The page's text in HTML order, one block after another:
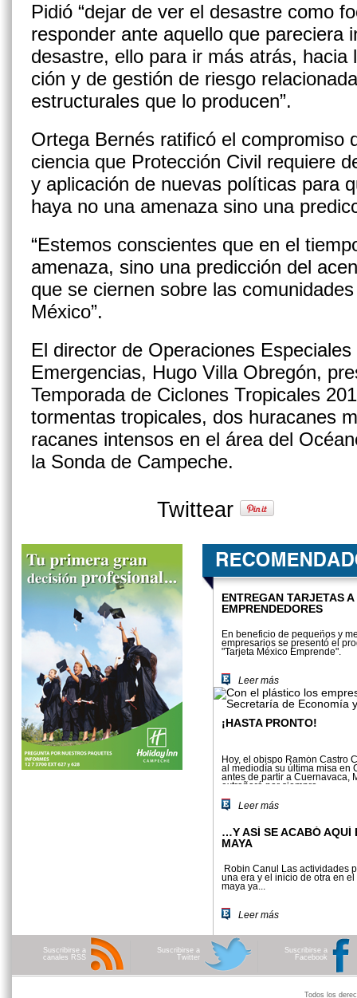
Pidió “dejar de ver el desastre co­mo
responder ante aquello que pareciera
desastre, ello para ir más atrás,
ción y de gestión de riesgo
estructurales que lo producen”.
Ortega Bernés ratificó el
ciencia que Protección Civil re­quiere
y aplicación de nuevas políticas pa­ra
haya no una amenaza sino una
“Estemos conscientes que en el
amena­za, sino una predicción del
que se ciernen sobre las
México”.
El director de Operaciones
Emergen­cias, Hugo Villa Obregón,
Temporada de Ciclones Tropicales
tormentas tropicales, dos huracanes
racanes intensos en el área del
la Sonda de Campeche.
Twittear
ENTREGAN TARJETAS A
EMPRENDEDORES
En beneficio de pequeños y
empresarios se presentó el
"Tarjeta México Emprende".
Leer más
¡HASTA PRONTO!
Hoy, el obispo Ramón Castro
al mediodía su última misa en
antes de partir a Cuernavaca,
extrañará por siempre
Leer más
…Y ASÍ SE ACABÓ AQUÍ
MAYA
Robin Canul Las actividades
una era y el inicio de otra en
maya ya...
Leer más
Suscribirse a
canales RSS
Suscribirse a
Twitter
Suscribirse a
Facebook
Todos los